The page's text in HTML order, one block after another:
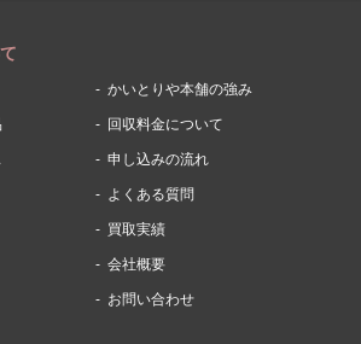
かいとりや本舗の強み
回収料金について
申し込みの流れ
よくある質問
買取実績
会社概要
お問い合わせ